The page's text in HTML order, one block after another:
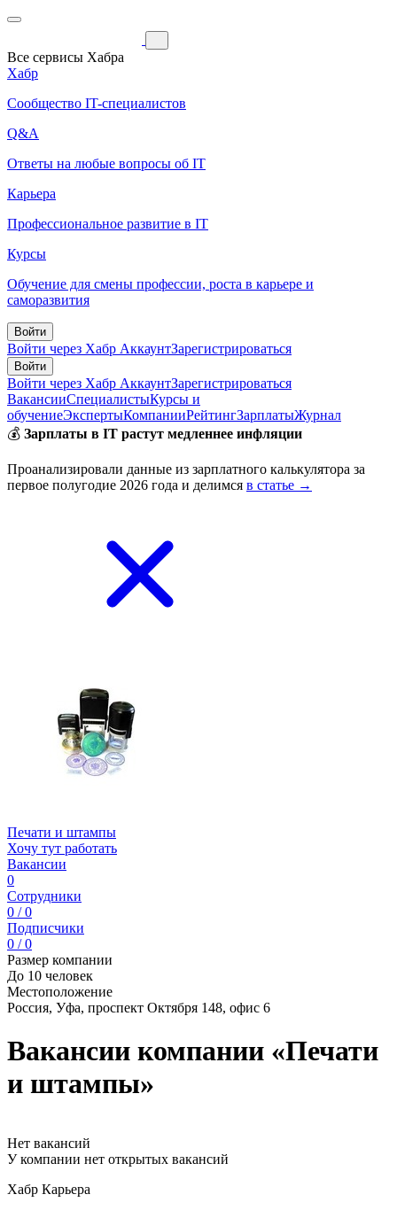
Все сервисы Хабра
Хабр
Сообщество IT-специалистов
Q&A
Ответы на любые вопросы об IT
Карьера
Профессиональное развитие в IT
Курсы
Обучение для смены профессии, роста в карьере и
саморазвития
Войти
Войти через Хабр АккаунтЗарегистрироваться
Войти
Войти через Хабр АккаунтЗарегистрироваться
ВакансииСпециалистыКурсы и
обучениеЭкспертыКомпанииРейтингЗарплатыЖурнал
💰 Зарплаты в IT растут медленнее инфляции
Проанализировали данные из зарплатного калькулятора за
первое полугодие 2026 года и делимся в статье →
Печати и штампы
Хочу тут работать
Вакансии
0
Сотрудники
0 / 0
Подписчики
0 / 0
Размер компании
До 10 человек
Местоположение
Россия, Уфа, проспект Октября 148, офис 6
Вакансии компании «Печати
и штампы»
Нет вакансий
У компании нет открытых вакансий
Хабр Карьера